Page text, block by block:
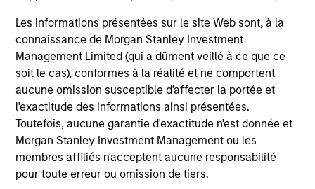
Les informations présentées sur le site Web sont, à la
connaissance de Morgan Stanley Investment
Management Limited (qui a dûment veillé à ce que ce
soit le cas), conformes à la réalité et ne comportent
aucune omission susceptible d'affecter la portée et
l'exactitude des informations ainsi présentées.
Toutefois, aucune garantie d'exactitude n'est donnée et
Morgan Stanley Investment Management ou les
membres affiliés n'acceptent aucune responsabilité
pour toute erreur ou omission de tiers.
purchase or sale would be unlawful under the
securities, insurance or other laws of such jurisdiction.
All investing involves risks, including a loss of principal.
Please refer to the strategy detail page for important
information on the strategy, including additional risk
considerations.